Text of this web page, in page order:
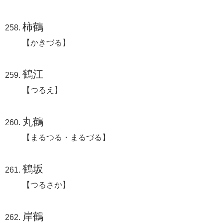
柿鶴
【かきづる】
鶴江
【つるえ】
丸鶴
【まるつる・まるづる】
鶴坂
【つるさか】
岸鶴